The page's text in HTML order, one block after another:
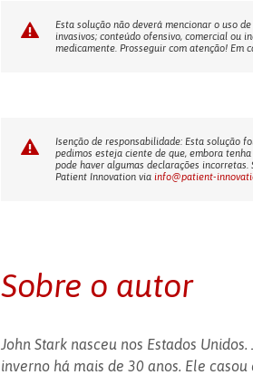
Esta solução não deverá mencionar o uso
invasivos; conteúdo ofensivo, comercial ou
medicamente. Prosseguir com atenção! Em
Isenção de responsabilidade: Esta solução
pedimos esteja ciente de que, embora
pode haver algumas declarações
Patient Innovation via info@patient-
Sobre o autor
John Stark nasceu nos Estados
inverno há mais de 30 anos. Ele